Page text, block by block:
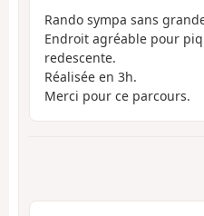
Rando sympa sans
Endroit agréable pour
redescente.
Réalisée en 3h.
Merci pour ce parcours.